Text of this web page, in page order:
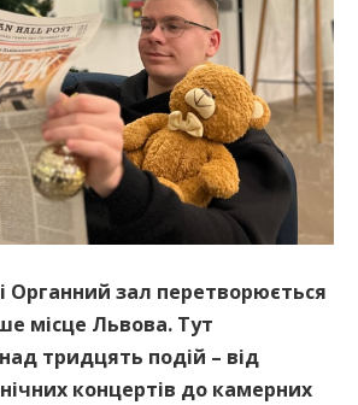
Органний зал перетворюється
місце Львова. Тут
тридцять подій – від
концертів до камерних